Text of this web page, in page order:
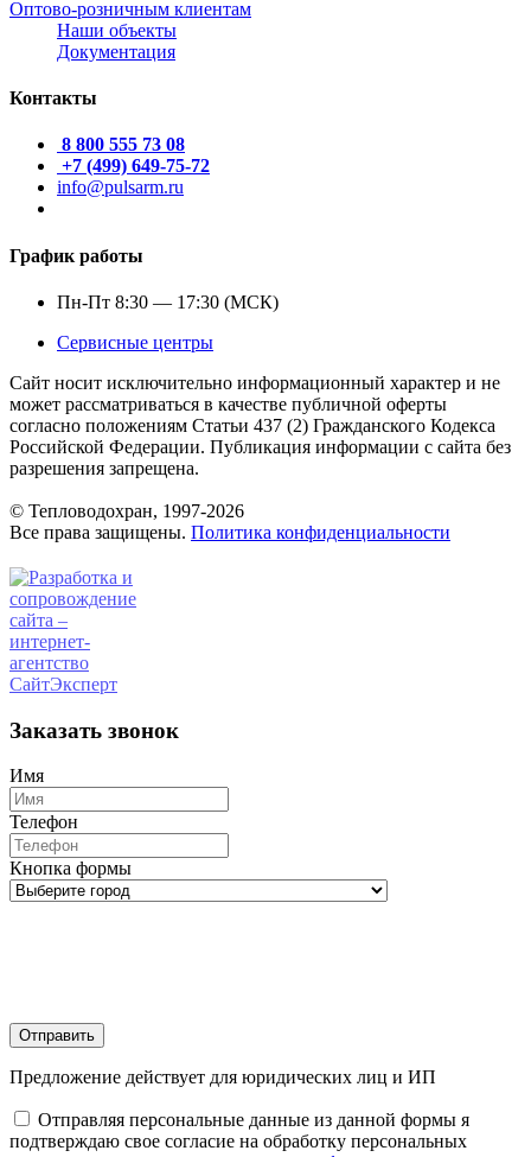
Оптово-розничным клиентам
Наши объекты
Документация
Контакты
8 800 555 73 08
+7 (499) 649-75-72
info@pulsarm.ru
График работы
Пн-Пт 8:30 — 17:30 (МСК)
Сервисные центры
Сайт носит исключительно информационный характер и не
может рассматриваться в качестве публичной оферты
согласно положениям Статьи 437 (2) Гражданского Кодекса
Российской Федерации. Публикация информации с сайта без
разрешения запрещена.
© Тепловодохран, 1997-2026
Все права защищены. Политика конфиденциальности
Заказать звонок
Имя
Телефон
Кнопка формы
Отправить
Предложение действует для юридических лиц и ИП
Отправляя персональные данные из данной формы я
подтверждаю свое согласие на обработку персональных